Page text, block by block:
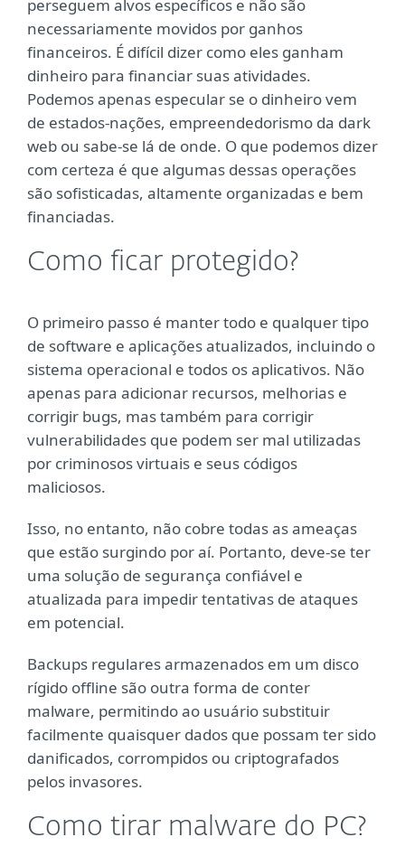
perseguem alvos específicos e não são
necessariamente movidos por ganhos
financeiros. É difícil dizer como eles ganham
dinheiro para financiar suas atividades.
Podemos apenas especular se o dinheiro vem
de estados-nações, empreendedorismo da dark
web ou sabe-se lá de onde. O que podemos dizer
com certeza é que algumas dessas operações
são sofisticadas, altamente organizadas e bem
financiadas.
Como ficar protegido?
O primeiro passo é manter todo e qualquer tipo
de software e aplicações atualizados, incluindo o
sistema operacional e todos os aplicativos. Não
apenas para adicionar recursos, melhorias e
corrigir bugs, mas também para corrigir
vulnerabilidades que podem ser mal utilizadas
por criminosos virtuais e seus códigos
maliciosos.
Isso, no entanto, não cobre todas as ameaças
que estão surgindo por aí. Portanto, deve-se ter
uma solução de segurança confiável e
atualizada para impedir tentativas de ataques
em potencial.
Backups regulares armazenados em um disco
rígido offline são outra forma de conter
malware, permitindo ao usuário substituir
facilmente quaisquer dados que possam ter sido
danificados, corrompidos ou criptografados
pelos invasores.
Como tirar malware do PC?